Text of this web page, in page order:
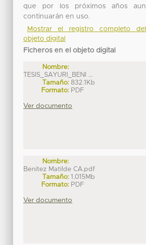
que por los próximos años aun
continuarán en uso.
Mostrar el registro completo del
objeto digital
Ficheros en el objeto digital
Nombre:
TESIS_SAYURI_BENI ...
Tamaño: 832.1Kb
Formato: PDF
Ver documento
Nombre:
Benítez Matilde CA.pdf
Tamaño: 1.015Mb
Formato: PDF
Ver documento